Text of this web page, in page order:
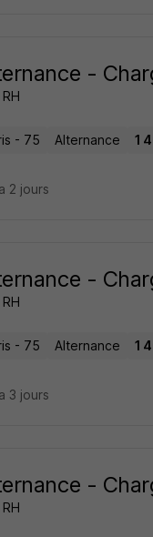
-
RH
- 75 Alternance 1
2 jours
-
RH
- 75 Alternance 1
3 jours
-
RH